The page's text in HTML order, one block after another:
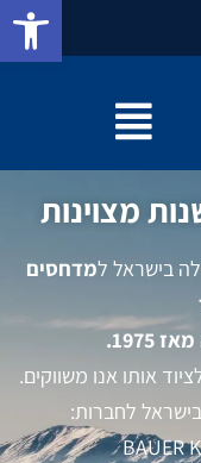
בישראל למדחסים
אותו אנו משווקים.
בישראל לחברות:
BAUER